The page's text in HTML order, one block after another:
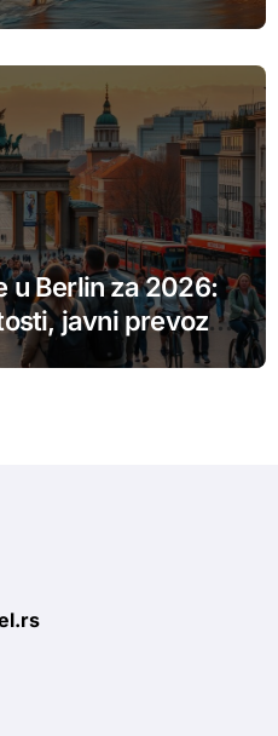
u Berlin za 2026:
javni prevoz i